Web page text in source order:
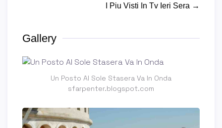
I Piu Visti In Tv Ieri Sera →
Gallery
Un Posto Al Sole Stasera Va In Onda
sfarpenter.blogspot.com